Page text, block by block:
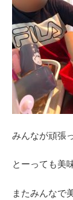
みんなが頑張
とーっても美
またみんなで